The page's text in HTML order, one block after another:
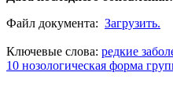
Файл документа: Загрузить.
Ключевые слова: редкие
10 нозологическая форма